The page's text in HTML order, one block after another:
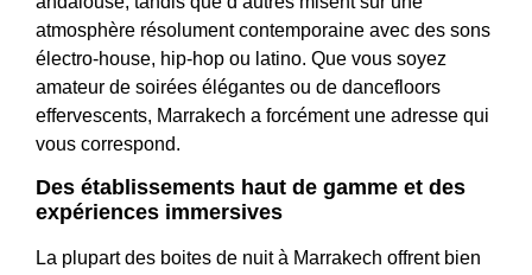
atmosphère résolument contemporaine avec des sons
électro-house, hip-hop ou latino. Que vous soyez
amateur de soirées élégantes ou de dancefloors
effervescents, Marrakech a forcément une adresse qui
vous correspond.
Des établissements haut de gamme et des
expériences immersives
La plupart des boites de nuit à Marrakech offrent bien